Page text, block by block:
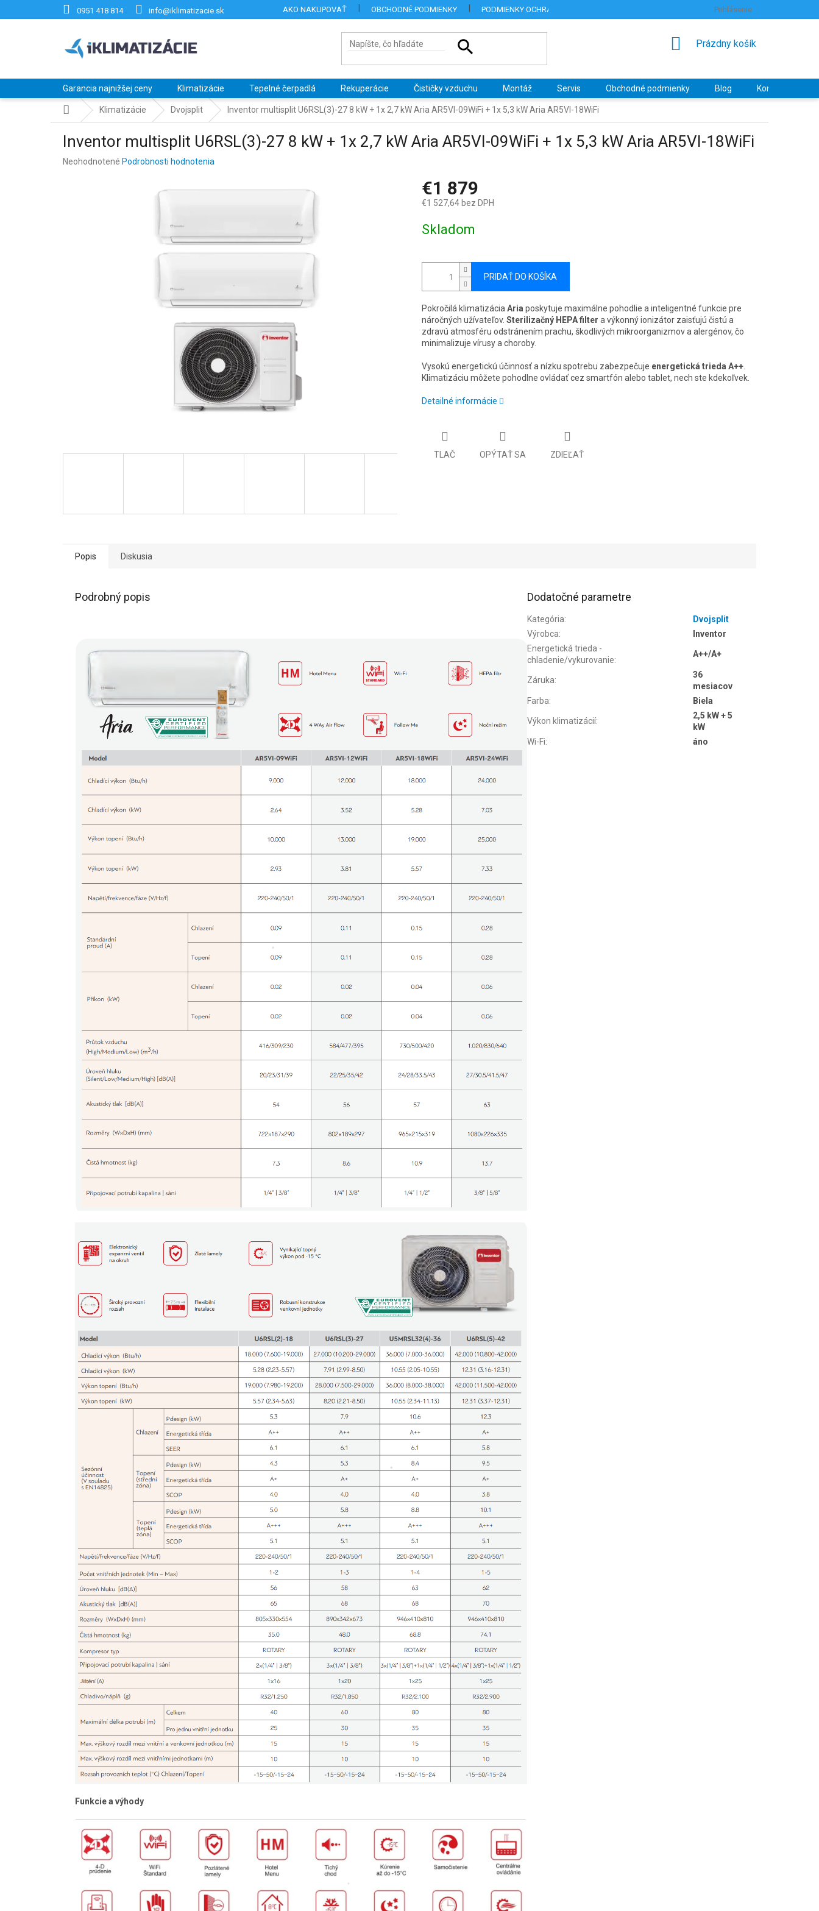
0951 418 814 info@iklimatizacie.sk AKO NAKUPOVAŤ OBCHODNÉ PODMIENKY PODMIENKY OCHRANY OSOBNÝCH ÚDAJOV HODNOTENIE OBCHODU
Prihlásenie
NÁKUPNÝ
Prázdny košík
Garancia najnižšej ceny Klimatizácie Tepelné čerpadlá Rekuperácie Čističky vzduchu Montáž Servis Obchodné podmienky Blog Kontakty
DomovKlimatizácie Dvojsplit Inventor multisplit U6RSL(3)-27 8 kW + 1x 2,7 kW Aria AR5VI-09WiFi + 1x 5,3 kW Aria AR5VI-18WiFi
Inventor multisplit U6RSL(3)-27 8 kW + 1x 2,7 kW Aria AR5VI-09WiFi + 1x 5,3 kW Aria AR5VI-18WiFi
Priemerné
Neohodnotené Podrobnosti hodnotenia
€1 879
€1 527,64 bez DPH
cena:
Skladom
PRIDAŤ DO KOŠÍKA
Pokročilá klimatizáciaAria poskytuje maximálne pohodlie a inteligentné funkcie pre
náročných užívateľov. Sterilizačný HEPA filter a výkonný ionizátor zaisťujú čistú a
zdravú atmosféru odstránením prachu, škodlivých mikroorganizmov a alergénov, čo
minimalizuje vírusy a choroby.
Vysokú energetickú účinnosť a nízku spotrebu zabezpečuje energetická trieda A++.
Klimatizáciu môžete pohodlne ovládať cez smartfón alebo tablet, nech ste kdekoľvek.
Detailné informácie
TLAČ OPÝTAŤ SA ZDIEĽAŤ
Popis Diskusia
Podrobný popis
Funkcie a výhody
Dodatočné parametre
Kategória:
Dvojsplit
Výrobca:
Inventor
Energetická trieda -
chladenie/vykurovanie:
A++/A+
Záruka:
36
mesiacov
Farba: Biela
Výkon klimatizácií:
2,5 kW + 5
kW
Wi-Fi: áno